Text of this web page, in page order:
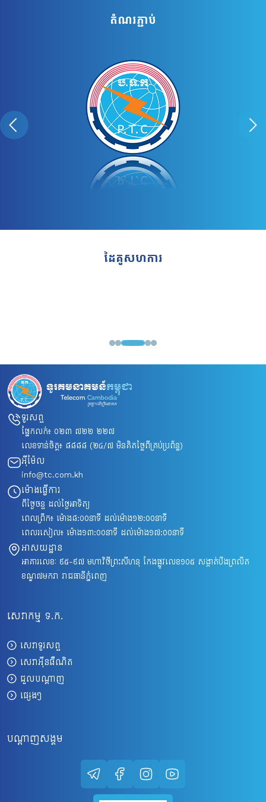
តំណរភ្ជាប់
ដៃគូសហការ
ទូរសព្ទ
ផ្នែកលក់៖ ០២៣ ៧២២ ២២៧
លេខទាន់ចិត្ត៖ ៨៨៨៨ (២៤/៧ មិនគិតថ្លៃពីគ្រប់ប្រព័ន្ធ)
អ៊ីម៉ែល
info@tc.com.kh
ម៉ោងធ្វើការ
ពីថ្ងៃចន្ទ ដល់ថ្ងៃអាទិត្យ
ពេលព្រឹក៖ ម៉ោង៨​:០០នាទី ដល់ម៉ោង១២:០០នាទី
ពេលរសៀល៖ ម៉ោង១៣:០០នាទី ដល់ម៉ោង១៧:០០នាទី
អាសយដ្ឋាន
អាគារលេខៈ ៩៥-៩៧ មហាវិថីព្រះសីហនុ កែងផ្លូវលេខ១០៥ សង្កាត់បឹងព្រលឹត
ខណ្ឌ៧មករា រាជធានីភ្នំពេញ
សេវាកម្ម ទ.ក.
សេវាទូរសព្ទ
សេវាអ៊ីនធឺណិត
ជួលបណ្តាញ
ផ្សេងៗ
បណ្តាញសង្គម